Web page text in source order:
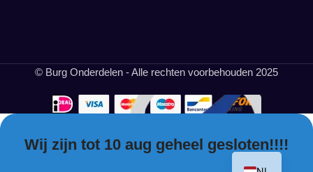
© Burg Onderdelen - Alle rechten voorbehouden 2025
Wij zijn tot 10 aug geheel gesloten!!!!
EN